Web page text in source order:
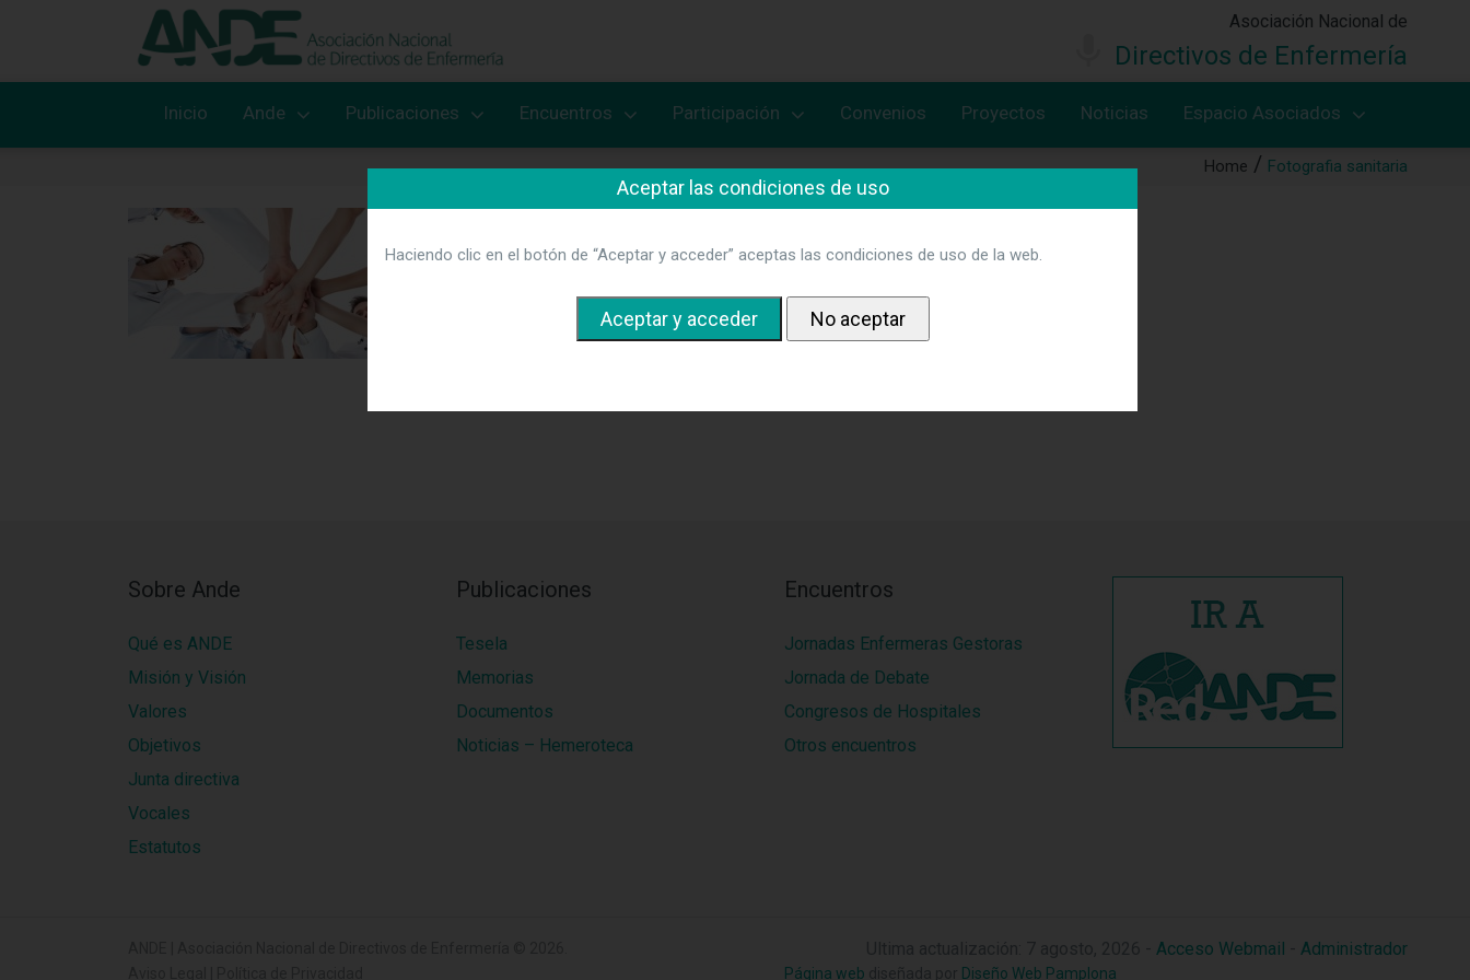
Asociación Nacional de
Directivos de Enfermería
Inicio Ande Publicaciones Encuentros Participación Convenios Proyectos Noticias Espacio Asociados
Home Fotografia sanitaria
Sobre Ande
Qué es ANDE
Misión y Visión
Valores
Objetivos
Junta directiva
Vocales
Estatutos
Publicaciones
Tesela
Memorias
Documentos
Noticias – Hemeroteca
Encuentros
Jornadas Enfermeras Gestoras
Jornada de Debate
Congresos de Hospitales
Otros encuentros
Acceso Webmail Administrador
Página web Diseño Web Pamplona
Aceptar las condiciones de uso
Haciendo clic en el botón de “Aceptar y acceder” aceptas las condiciones de uso de la web.